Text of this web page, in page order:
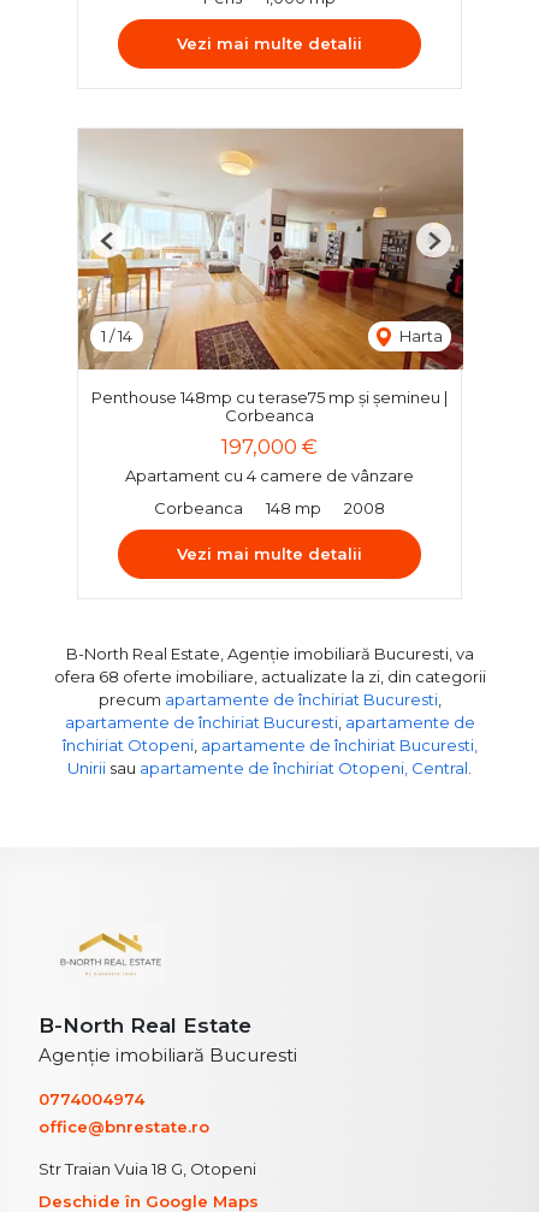
Vezi mai multe detalii
1 /14 Harta
Previous Next
Penthouse 148mp cu terase75 mp și șemineu |
Corbeanca
197,000 €
Apartament cu 4 camere de vânzare
Corbeanca
148 mp 2008
Vezi mai multe detalii
B-North Real Estate, Agenție imobiliară Bucuresti, va
ofera 68 oferte imobiliare, actualizate la zi, din categorii
precum apartamente de închiriat Bucuresti,
apartamente de închiriat Bucuresti, apartamente de
închiriat Otopeni, apartamente de închiriat Bucuresti,
Unirii sau apartamente de închiriat Otopeni, Central
B-North Real Estate
Agenție imobiliară Bucuresti
0774004974
office@bnrestate.ro
Str Traian Vuia 18 G, Otopeni
Deschide în Google Maps